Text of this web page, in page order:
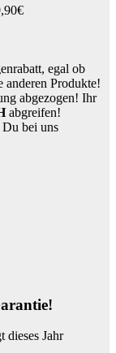
egal ob
anderen Produkte!
abgezogen! Ihr
abgreifen!
bei uns
dieses Jahr